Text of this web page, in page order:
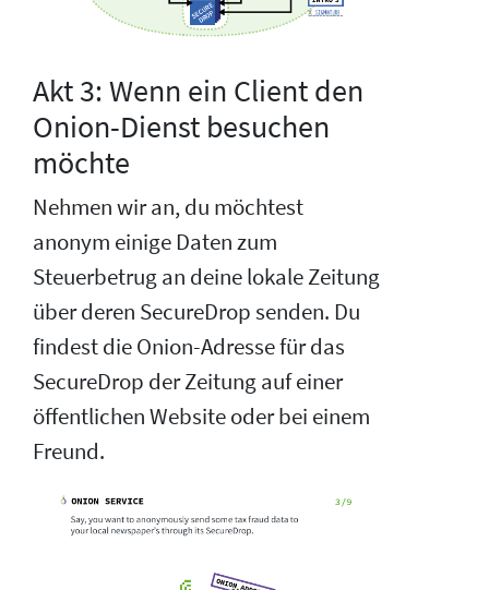
Akt 3: Wenn ein Client den
Onion-Dienst besuchen
möchte
Nehmen wir an, du möchtest
anonym einige Daten zum
Steuerbetrug an deine lokale Zeitung
über deren SecureDrop senden. Du
findest die Onion-Adresse für das
SecureDrop der Zeitung auf einer
öffentlichen Website oder bei einem
Freund.